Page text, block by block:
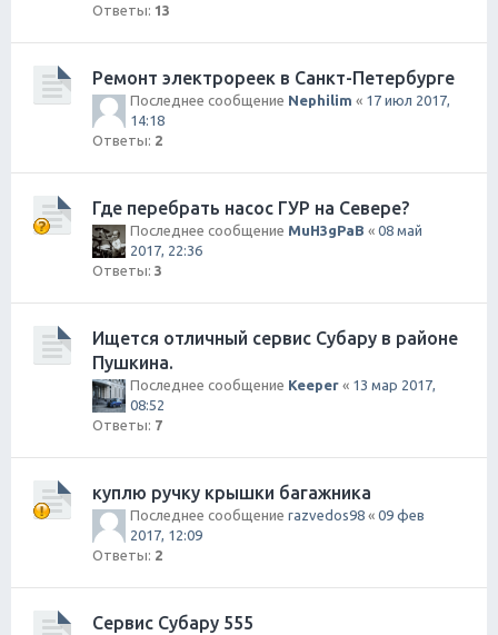
Ответы: 13
Ремонт электрореек в Санкт-Петербурге
Последнее сообщение Nephilim « 17 июл 2017,
14:18
Ответы: 2
Где перебрать насос ГУР на Севере?
Последнее сообщение MuH3gPaB « 08 май
2017, 22:36
Ответы: 3
Ищется отличный сервис Субару в районе
Пушкина.
Последнее сообщение Keeper « 13 мар 2017,
08:52
Ответы: 7
куплю ручку крышки багажника
Последнее сообщение razvedos98 « 09 фев
2017, 12:09
Ответы: 2
Сервис Субару 555